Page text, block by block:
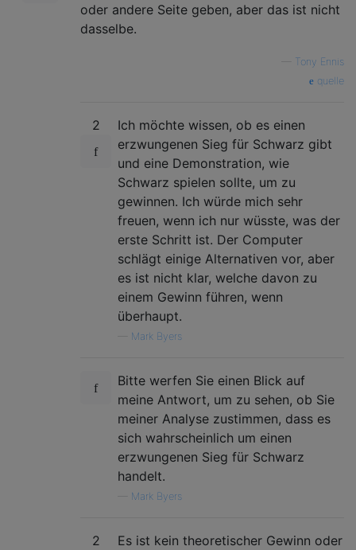
oder andere Seite geben, aber das ist nicht
dasselbe.
Tony Ennis
quelle
2
Ich möchte wissen, ob es einen
erzwungenen Sieg für Schwarz gibt
und eine Demonstration, wie
Schwarz spielen sollte, um zu
gewinnen. Ich würde mich sehr
freuen, wenn ich nur wüsste, was der
erste Schritt ist. Der Computer
schlägt einige Alternativen vor, aber
es ist nicht klar, welche davon zu
einem Gewinn führen, wenn
überhaupt.
Mark Byers
Bitte werfen Sie einen Blick auf
meine Antwort, um zu sehen, ob Sie
meiner Analyse zustimmen, dass es
sich wahrscheinlich um einen
erzwungenen Sieg für Schwarz
handelt.
Mark Byers
2
Es ist kein theoretischer Gewinn oder